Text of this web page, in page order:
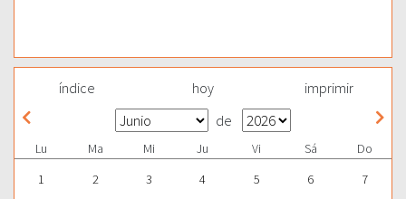
índice hoy imprimir
de
Lu Ma Mi Ju Vi Sá
Do
1
2 3 4 5 6 7